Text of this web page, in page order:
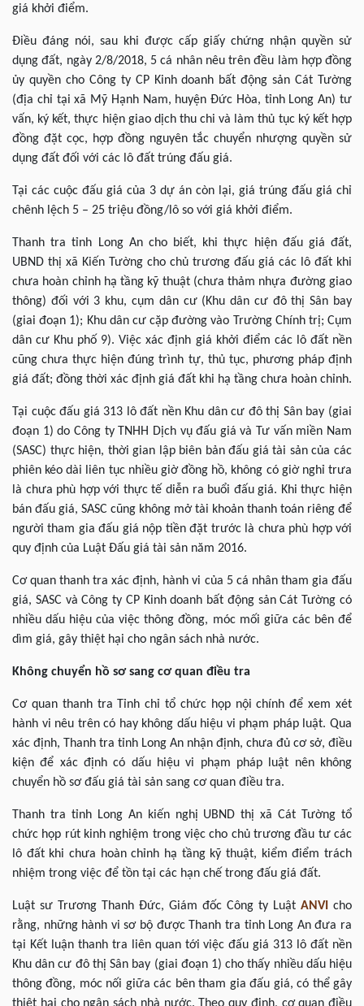
giá khởi điểm.
Điều đáng nói, sau khi được cấp giấy chứng nhận quyền sử
dụng đất, ngày 2/8/2018, 5 cá nhân nêu trên đều làm hợp đồng
ủy quyền cho Công ty CP Kinh doanh bất động sản Cát Tường
(địa chỉ tại xã Mỹ Hạnh Nam, huyện Đức Hòa, tỉnh Long An) tư
vấn, ký kết, thực hiện giao dịch thu chi và làm thủ tục ký kết hợp
đồng đặt cọc, hợp đồng nguyên tắc chuyển nhượng quyền sử
dụng đất đối với các lô đất trúng đấu giá.
Tại các cuộc đấu giá của 3 dự án còn lại, giá trúng đấu giá chỉ
chênh lệch 5 – 25 triệu đồng/lô so với giá khởi điểm.
Thanh tra tỉnh Long An cho biết, khi thực hiện đấu giá đất,
UBND thị xã Kiến Tường cho chủ trương đấu giá các lô đất khi
chưa hoàn chỉnh hạ tầng kỹ thuật (chưa thảm nhựa đường giao
thông) đối với 3 khu, cụm dân cư (Khu dân cư đô thị Sân bay
(giai đoạn 1); Khu dân cư cặp đường vào Trường Chính trị; Cụm
dân cư Khu phố 9). Việc xác định giá khởi điểm các lô đất nền
cũng chưa thực hiện đúng trình tự, thủ tục, phương pháp định
giá đất; đồng thời xác định giá đất khi hạ tầng chưa hoàn chỉnh.
Tại cuộc đấu giá 313 lô đất nền Khu dân cư đô thị Sân bay (giai
đoạn 1) do Công ty TNHH Dịch vụ đấu giá và Tư vấn miền Nam
(SASC) thực hiện, thời gian lập biên bản đấu giá tài sản của các
phiên kéo dài liên tục nhiều giờ đồng hồ, không có giờ nghỉ trưa
là chưa phù hợp với thực tế diễn ra buổi đấu giá. Khi thực hiện
bán đấu giá, SASC cũng không mở tài khoản thanh toán riêng để
người tham gia đấu giá nộp tiền đặt trước là chưa phù hợp với
quy định của Luật Đấu giá tài sản năm 2016.
Cơ quan thanh tra xác định, hành vi của 5 cá nhân tham gia đấu
giá, SASC và Công ty CP Kinh doanh bất động sản Cát Tường có
nhiều dấu hiệu của việc thông đồng, móc mối giữa các bên để
dìm giá, gây thiệt hại cho ngân sách nhà nước.
Không chuyển hồ sơ sang cơ quan điều tra
Cơ quan thanh tra Tỉnh chỉ tổ chức họp nội chính để xem xét
hành vi nêu trên có hay không dấu hiệu vi phạm pháp luật. Qua
xác định, Thanh tra tỉnh Long An nhận định, chưa đủ cơ sở, điều
kiện để xác định có dấu hiệu vi phạm pháp luật nên không
chuyển hồ sơ đấu giá tài sản sang cơ quan điều tra.
Thanh tra tỉnh Long An kiến nghị UBND thị xã Cát Tường tổ
chức họp rút kinh nghiệm trong việc cho chủ trương đầu tư các
lô đất khi chưa hoàn chỉnh hạ tầng kỹ thuật, kiểm điểm trách
nhiệm trong việc để tồn tại các hạn chế trong đấu giá đất.
Luật sư Trương Thanh Đức, Giám đốc Công ty Luật ANVI
cho
rằng, những hành vi sơ bộ được Thanh tra tỉnh Long An đưa ra
tại Kết luận thanh tra liên quan tới việc đấu giá 313 lô đất nền
Khu dân cư đô thị Sân bay (giai đoạn 1) cho thấy nhiều dấu hiệu
thông đồng, móc nối giữa các bên tham gia đấu giá, có thể gây